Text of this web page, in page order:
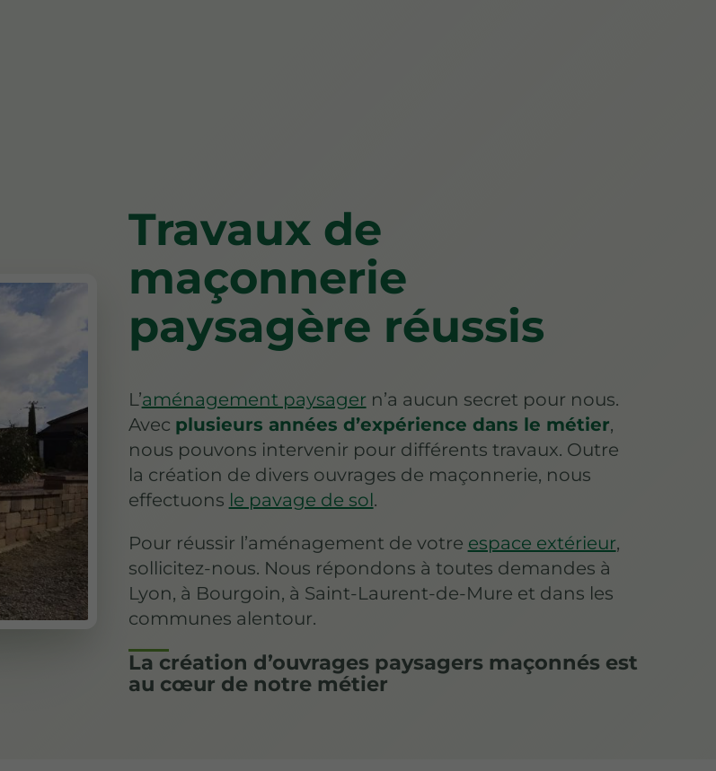
Travaux de
maçonnerie
paysagère réussis
L’aménagement paysager n’a aucun secret pour nous.
Avec plusieurs années d’expérience dans le métier,
nous pouvons intervenir pour différents travaux. Outre
la création de divers ouvrages de maçonnerie, nous
effectuons le pavage de sol.
Pour réussir l’aménagement de votre espace extérieur,
sollicitez-nous. Nous répondons à toutes demandes à
Lyon, à Bourgoin, à Saint-Laurent-de-Mure et dans les
communes alentour.
La création d’ouvrages paysagers maçonnés est
au cœur de notre métier